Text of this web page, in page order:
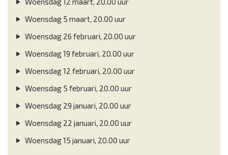
Woensdag 5 maart, 20.00 uur
Woensdag 26 februari, 20.00 uur
Woensdag 19 februari, 20.00 uur
Woensdag 12 februari, 20.00 uur
Woensdag 5 februari, 20.00 uur
Woensdag 29 januari, 20.00 uur
Woensdag 22 januari, 20.00 uur
Woensdag 15 januari, 20.00 uur